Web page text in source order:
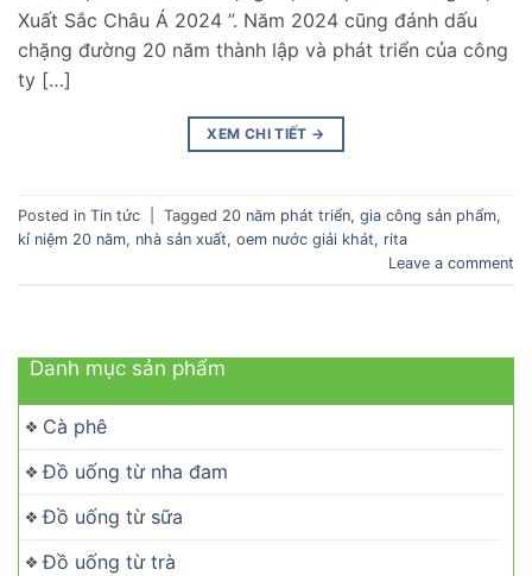
Xuất Sắc Châu Á 2024 ”. Năm 2024 cũng đánh dấu
chặng đường 20 năm thành lập và phát triển của công
ty […]
XEM CHI TIẾT →
Posted in Tin tức Tagged 20 năm phát triển, gia công sản phẩm,
kỉ niệm 20 năm, nhà sản xuất, oem nước giải khát, rita
Leave a comment
Danh mục sản phẩm
Cà phê
Đồ uống từ nha đam
Đồ uống từ sữa
Đồ uống từ trà